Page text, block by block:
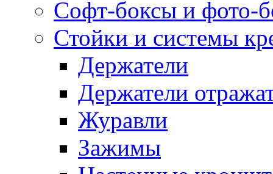
Софт-боксы и фото-
Стойки и системы
Держатели
Держатели
Журавли
Зажимы